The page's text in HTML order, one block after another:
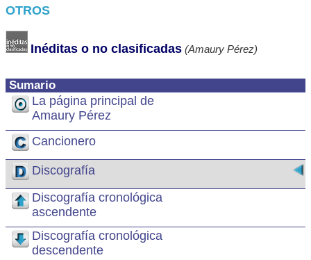
Sumario
La página principal de
Amaury Pérez
Cancionero
Discografía
Discografía cronológica
ascendente
Discografía cronológica
descendente
OTROS
Inéditas o no clasificadas (Amaury Pérez)